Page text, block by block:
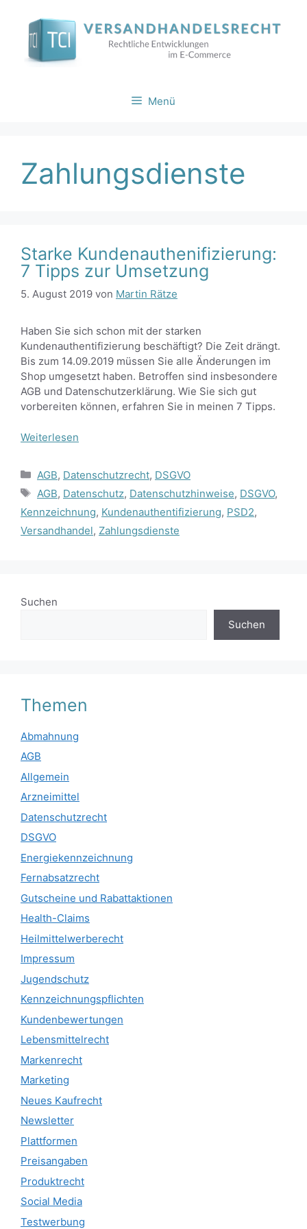
springen
Menü
Zahlungsdienste
Starke Kundenauthenifizierung:
7 Tipps zur Umsetzung
5. August 2019 von Martin Rätze
Haben Sie sich schon mit der starken
Kundenauthentifizierung beschäftigt? Die Zeit drängt.
Bis zum 14.09.2019 müssen Sie alle Änderungen im
Shop umgesetzt haben. Betroffen sind insbesondere
AGB und Datenschutzerklärung. Wie Sie sich gut
vorbereiten können, erfahren Sie in meinen 7 Tipps.
Weiterlesen
Kategorien
AGB, Datenschutzrecht, DSGVO
Schlagwörter
AGB, Datenschutz, Datenschutzhinweise, DSGVO,
Kennzeichnung, Kundenauthentifizierung, PSD2,
Versandhandel, Zahlungsdienste
Suchen
Suchen
Themen
Abmahnung
AGB
Allgemein
Arzneimittel
Datenschutzrecht
DSGVO
Energiekennzeichnung
Fernabsatzrecht
Gutscheine und Rabattaktionen
Health-Claims
Heilmittelwerberecht
Impressum
Jugendschutz
Kennzeichnungspflichten
Kundenbewertungen
Lebensmittelrecht
Markenrecht
Marketing
Neues Kaufrecht
Newsletter
Plattformen
Preisangaben
Produktrecht
Social Media
Testwerbung